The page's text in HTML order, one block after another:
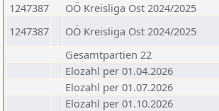
1247387
OÖ Kreisliga Ost 2024/2025
1247387
OÖ Kreisliga Ost 2024/2025
Gesamtpartien 22
Elozahl per 01.04.2026
Elozahl per 01.07.2026
Elozahl per 01.10.2026